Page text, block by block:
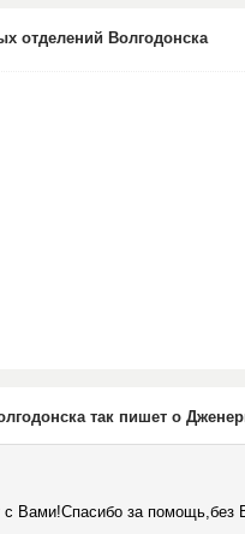
отделений Волгодонска
так пишет о
с Вами!Спасибо за